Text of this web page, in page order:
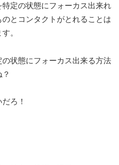
定の状態にフォーカス出来れ
とコンタクトがとれることは
。
状態にフォーカス出来る方法
ろ！